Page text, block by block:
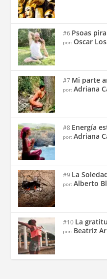
#6 Psoas
por:Oscar
#7 Mi parte
por:Adriana
#8 Energía
por:Adriana
#9 La
por:Alberto
#10 La
por: Beatriz